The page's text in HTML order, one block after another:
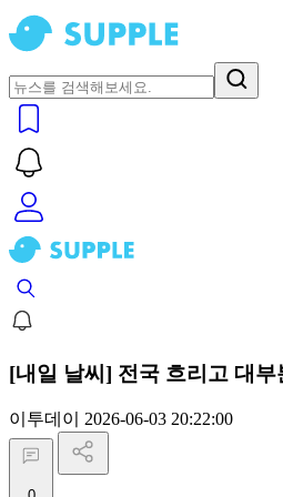
[내일 날씨] 전국 흐리고 대
이투데이 2026-06-03 20:22:00